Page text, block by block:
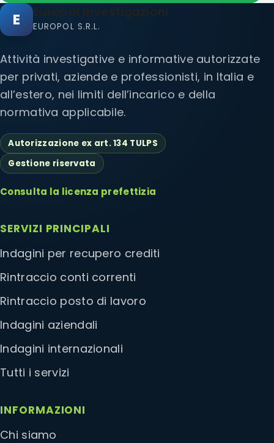
E Europol Investigazioni
EUROPOL S.R.L.
Attività investigative e informative autorizzate
per privati, aziende e professionisti, in Italia e
all’estero, nei limiti dell’incarico e della
normativa applicabile.
Autorizzazione ex art. 134 TULPS
Gestione riservata
Consulta la licenza prefettizia
SERVIZI PRINCIPALI
Indagini per recupero crediti
Rintraccio conti correnti
Rintraccio posto di lavoro
Indagini aziendali
Indagini internazionali
Tutti i servizi
INFORMAZIONI
Chi siamo